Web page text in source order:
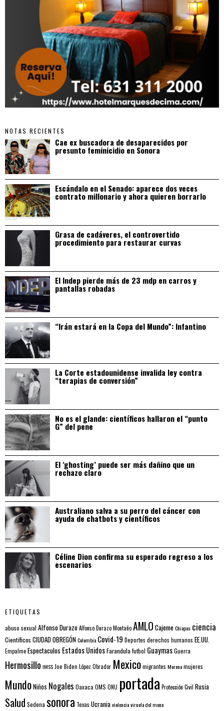
NOTAS RECIENTES
Cae ex buscadora de desaparecidos por
presunto feminicidio en Sonora
Escándalo en el Senado: aparece dos veces
contrato millonario y ahora quieren borrarlo
Grasa de cadáveres, el controvertido
procedimiento para restaurar curvas
El Indep pierde más de 23 mdp en carros y
pantallas robadas
“Irán estará en la Copa del Mundo”: Infantino
La Corte estadounidense invalida ley contra
“terapias de conversión”
No es el glande: científicos hallaron el “punto
G” del pene
El ‘ghosting’ puede ser más dañino que un
rechazo claro
Australiano salva a su perro del cáncer con
ayuda de chatbots y científicos
Céline Dion confirma su esperado regreso a los
escenarios
ETIQUETAS
abuso sexual Alfonso DurazoAlfonso Durazo MontañoAMLO CajemeChiapas ciencia
Científicos CIUDAD OBREGÓNColombia Covid-19 Deportes derechos humanos EE.UU.
EmpalmeEspectaculos Estados UnidosFarandulafutbol GuaymasGuerra
Hermosillo IMSS Joe Biden López Obrador Mexicomigrantes Morenamujeres
MundoNiños Nogales Oaxaca OMS ONU portada Protección Civil Rusia
Salud Sedena sonora Texas Ucraniaviolenciaviruela del mono